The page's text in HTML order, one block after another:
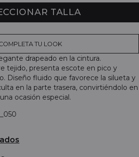
TALLA
TU LOOK
drapeado en la cintura.
tejido, presenta escote en pico y
Diseño fluido que favorece la silueta y
en la parte trasera, convirtiéndolo en
ocasión especial.